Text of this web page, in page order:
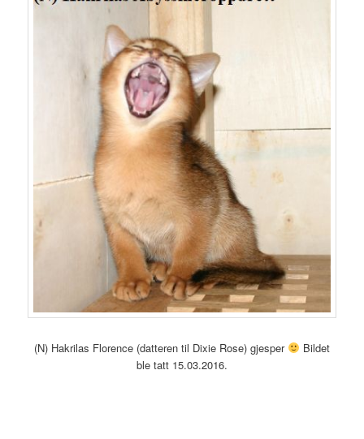
(N) Hakrilas Florence (datteren til Dixie Rose) gjesper
Bildet
ble tatt 15.03.2016.